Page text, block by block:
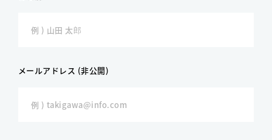
メールアドレス (非公開)